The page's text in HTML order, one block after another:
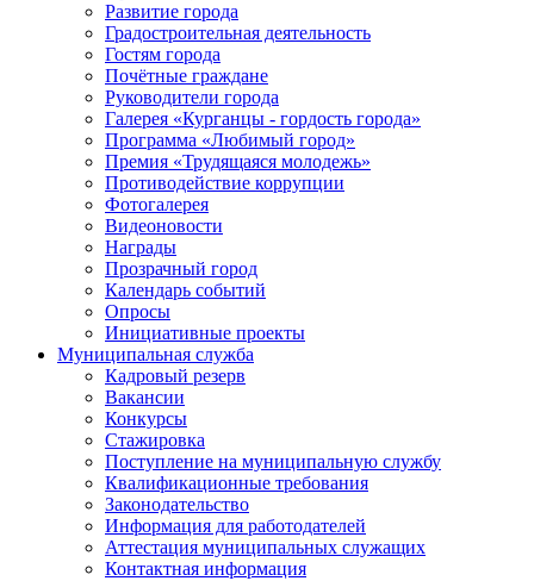
Развитие города
Градостроительная деятельность
Гостям города
Почётные граждане
Руководители города
Галерея «Курганцы - гордость города»
Программа «Любимый город»
Премия «Трудящаяся молодежь»
Противодействие коррупции
Фотогалерея
Видеоновости
Награды
Прозрачный город
Календарь событий
Опросы
Инициативные проекты
Муниципальная служба
Кадровый резерв
Вакансии
Конкурсы
Стажировка
Поступление на муниципальную службу
Квалификационные требования
Законодательство
Информация для работодателей
Аттестация муниципальных служащих
Контактная информация